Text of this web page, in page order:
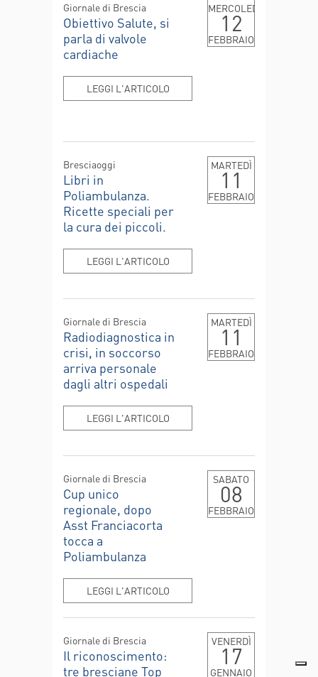
Giornale di Brescia
Obiettivo Salute, si
parla di valvole
cardiache
LEGGI L'ARTICOLO
MERCOLEDÌ
12
FEBBRAIO
Bresciaoggi
Libri in
Poliambulanza.
Ricette speciali per
la cura dei piccoli.
LEGGI L'ARTICOLO
MARTEDÌ
11
FEBBRAIO
Giornale di Brescia
Radiodiagnostica in
crisi, in soccorso
arriva personale
dagli altri ospedali
LEGGI L'ARTICOLO
MARTEDÌ
11
FEBBRAIO
Giornale di Brescia
Cup unico
regionale, dopo
Asst Franciacorta
tocca a
Poliambulanza
LEGGI L'ARTICOLO
SABATO
08
FEBBRAIO
Giornale di Brescia
Il riconoscimento:
tre bresciane Top
VENERDÌ
17
GENNAIO